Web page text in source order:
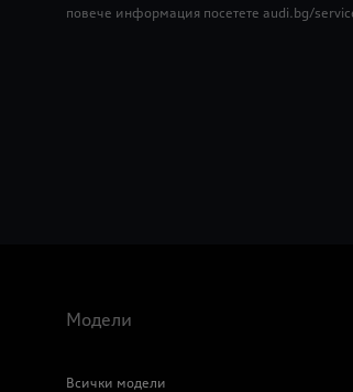
повече информация посетете audi.bg/
Модели
Всички модели